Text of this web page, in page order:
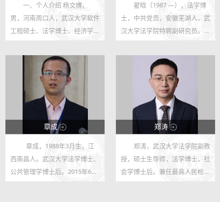
12406
17
一、个人介绍 杨文博，
男，河南周口人，武汉大学软件
工程硕士、法学博士、经济学博
助理研究员、武汉大学法学院特
约研究员、中南财经政法大学司
法鉴定中心特聘研究员、湖北大
26697
146
翟晗（1987 —），法学博
士，中共党员，安徽芜湖人，武
汉大学法学院特聘副研究员。主
外国宪法（本/硕）、网络法
（涉公法部分，硕），研究领
域：政治宪法理论、比较宪法、
当代中国法治...
章成
68006
122
章成，1988年3月生，江
西南昌人。武汉大学法学博士、
公共管理学博士后。2015年6月
郑涛
9134
19
郑涛，武汉大学法学院副教
授，硕士生导师，法学博士，社
会学博士后。兼任最高人民检察